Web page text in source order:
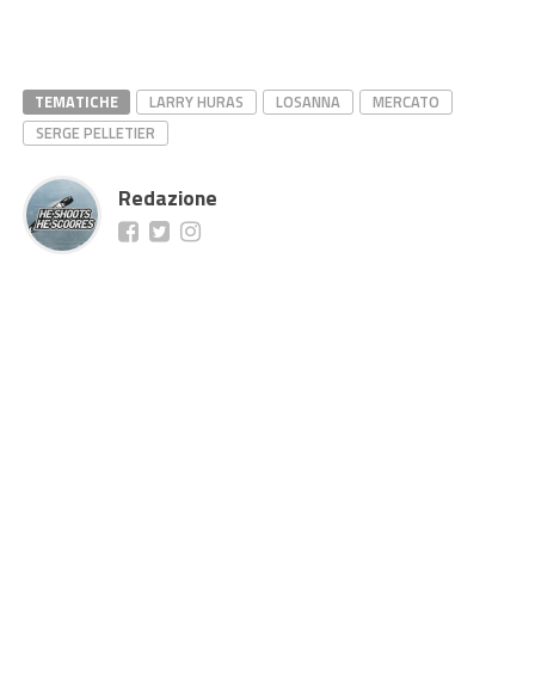
TEMATICHE LARRY HURAS LOSANNA
MERCATO
SERGE PELLETIER
Redazione